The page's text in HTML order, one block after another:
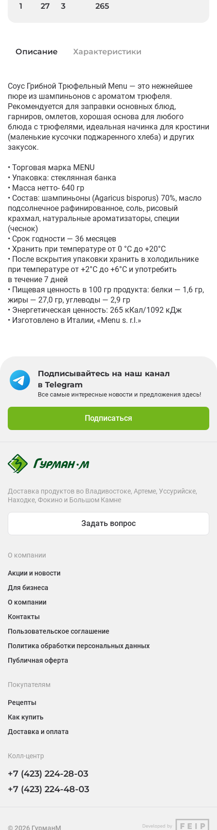
1
27
3
265
Описание Характеристики
Соус Грибной Трюфельный Menu — это нежнейшее
пюре из шампиньонов с ароматом трюфеля.
Рекомендуется для заправки основных блюд,
гарниров, омлетов, хорошая основа для любого
блюда с трюфелями, идеальная начинка для кростини
(маленькие кусочки поджаренного хлеба) и других
закусок.
• Торговая марка MENU
• Упаковка: стеклянная банка
• Масса нетто- 640 гр
• Состав: шампиньоны (Agaricus bisporus) 70%, масло
подсолнечное рафинированное, соль, рисовый
крахмал, натуральные ароматизаторы, специи
(чеснок)
• Срок годности — 36 месяцев
• Хранить при температуре от 0 °C до +20°С
• После вскрытия упаковки хранить в холодильнике
при температуре от +2°С до +6°С и употребить
в течение 7 дней
• Пищевая ценность в 100 гр продукта: белки — 1,6 гр,
жиры — 27,0 гр, углеводы — 2,9 гр
• Энергетическая ценность: 265 кКал/1092 кДж
• Изготовлено в Италии, «Menu s. r.l.»
Подписывайтесь на наш канал
в Telegram
Все самые интересные новости и предложения здесь!
Подписаться
О компании
Акции и новости
Для бизнеса
О компании
Контакты
Пользовательское соглашение
Политика обработки персональных данных
Публичная оферта
Покупателям
Рецепты
Как купить
Доставка и оплата
Колл-центр
+7 (423) 224-28-03
+7 (423) 224-48-03
Доставка продуктов во Владивостоке, Артеме, Уссурийске,
Находке, Фокино и Большом Камне
Задать вопрос
© 2026 ГурманМ